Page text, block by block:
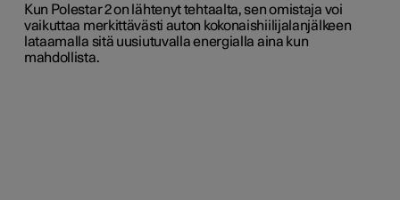
Kun Polestar 2 on lähtenyt tehtaalta, sen omistaja voi
vaikuttaa merkittävästi auton kokonaishiilijalanjälkeen
lataamalla sitä uusiutuvalla energialla aina kun
mahdollista.